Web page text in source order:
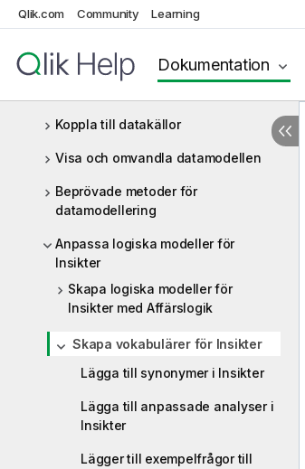
Qlik.com Community Learning
Dokumentation
demand-appar
Koppla till datakällor
Visa och omvandla datamodellen
Beprövade metoder för
datamodellering
Anpassa logiska modeller för
Insikter
Skapa logiska modeller för
Insikter med Affärslogik
Skapa vokabulärer för Insikter
Lägga till synonymer i Insikter
Lägga till anpassade analyser i
Insikter
Lägger till exempelfrågor till